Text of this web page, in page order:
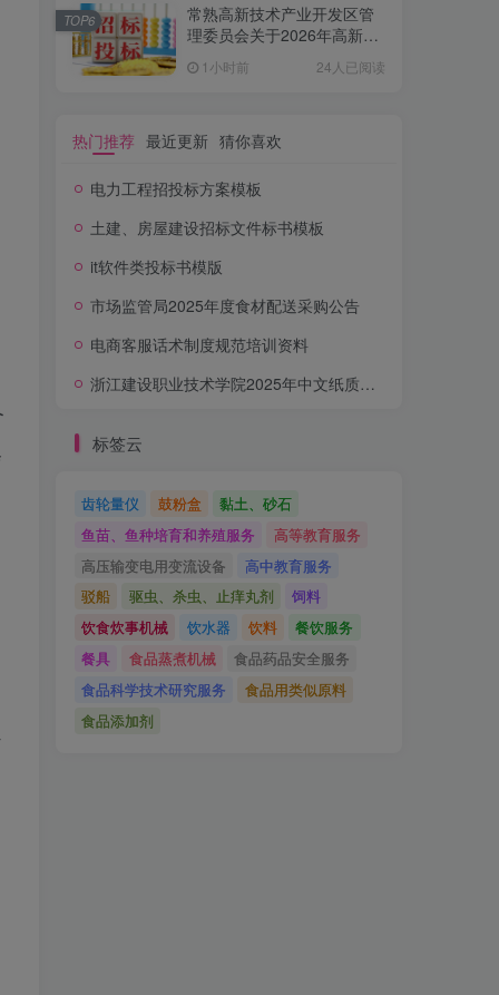
常熟高新技术产业开发区管
理委员会关于2026年高新区
项目的竞争性磋商公告
1小时前 24人已阅读
TOP6
热门推荐 最近更新 猜你喜欢
电力工程招投标方案模板
土建、房屋建设招标文件标书模板
it软件类投标书模版
市场监管局2025年度食材配送采购公告
电商客服话术制度规范培训资料
浙江建设职业技术学院2025年中文纸质图书采购项目公开招标公告
标签云
齿轮量仪 鼓粉盒
黏土、砂石
鱼苗、鱼种培育和养殖服务
高等教育服务
高压输变电用变流设备
高中教育服务
驳船
驱虫、杀虫、止痒丸剂
饲料
饮食炊事机械
饮水器 饮料
餐饮服务
餐具
食品蒸煮机械
食品药品安全服务
食品科学技术研究服务
食品用类似原料
食品添加剂